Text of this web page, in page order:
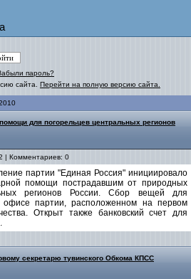
пароль?
сайта. Перейти на полную версию сайта.
для погорельцев центральных регионов
| Комментариев: 0
партии "Единая Россия" инициировало
помощи пострадавшим от природных
регионов России. Сбор вещей для
офисе партии, расположенном на первом
Открыт также банковский счет для
секретарю тувинского Обкома КПСС